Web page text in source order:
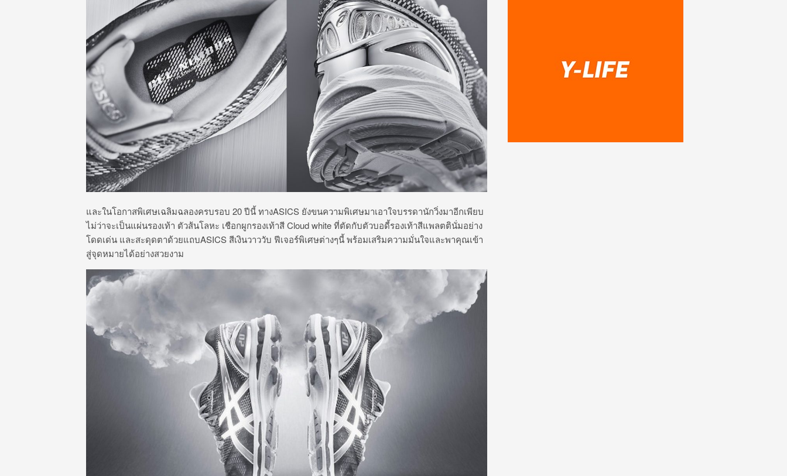
และในโอกาสพิเศษเฉลิมฉลองครบรอบ 20 ปีนี้ ทางASICS ยังขนความพิเศษมาเอาใจบรรดานักวิ่งมาอีกเพียบ
ไม่ว่าจะเป็นแผ่นรองเท้า ตัวส้นโลหะ เชือกผูกรองเท้าสี Cloud white ที่ตัดกับตัวบอดี้รองเท้าสีแพลตตินั่มอย่าง
โดดเด่น และสะดุดตาด้วยแถบASICS สีเงินวาววับ ฟีเจอร์พิเศษต่างๆนี้ พร้อมเสริมความมั่นใจและพาคุณเข้า
สู่จุดหมายได้อย่างสวยงาม